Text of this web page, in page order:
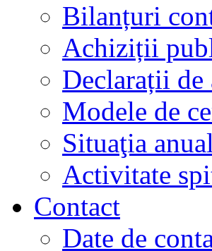
Bilanțuri
Achiziții
Declarații de
Modele de
Situaţia
Activitate
Contact
Date de